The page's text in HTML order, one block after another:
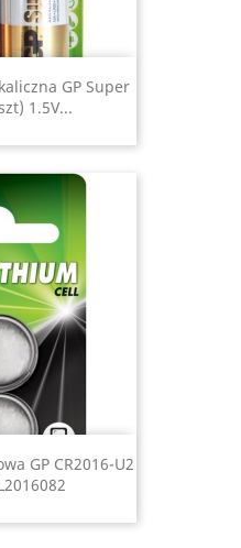
GP Super
1.5V...
GP CR2016-U2